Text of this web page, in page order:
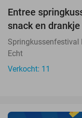
TODAY
Entree
snack en drankje
Springkussenfestival
Echt
Verkocht: 11